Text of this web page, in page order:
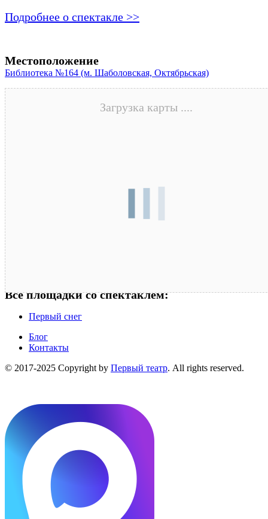
Подробнее о спектакле >>
Местоположение
Библиотека №164 (м. Шаболовская, Октябрьская)
Загрузка карты ....
Все площадки со спектаклем:
Первый снег
Блог
Контакты
© 2017-2025 Copyright by Первый театр. All rights reserved.